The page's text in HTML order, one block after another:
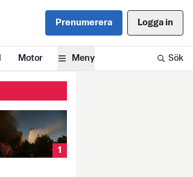
Prenumerera Logga in
Motor Meny Sök
1